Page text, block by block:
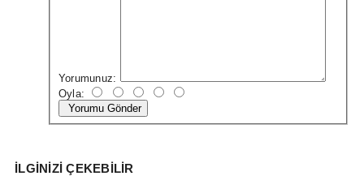
Yorumunuz:
Oyla:
Yorumu Gönder
İLGINIZI ÇEKEBILIR